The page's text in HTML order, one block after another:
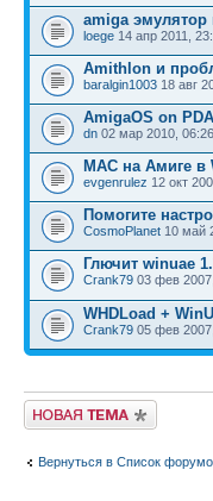
amiga эмулятор
loege 14 апр 2011,
Amithlon и
baralgin1003 18 авг
AmigaOS on PDA
dn 02 мар 2010, 06:26
MAC на Aмиге в
evgenrulez 12 окт
Помогите
CosmoPlanet 10 май
Глючит winuae
Crank79 03 фев
WHDLoad +
Crank79 05 фев
Новая тема
Вернуться в Список